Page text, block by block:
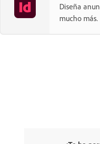
Diseña
mucho más.